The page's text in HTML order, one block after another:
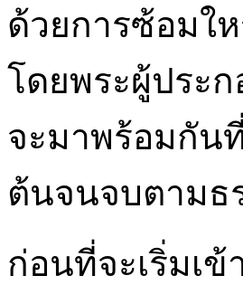
ด้วยการซ้อมใ
โดยพระผู้ประ
จะมาพร้อมกัน
ต้นจนจบตามธ
ก่อนที่จะเริ่มเ